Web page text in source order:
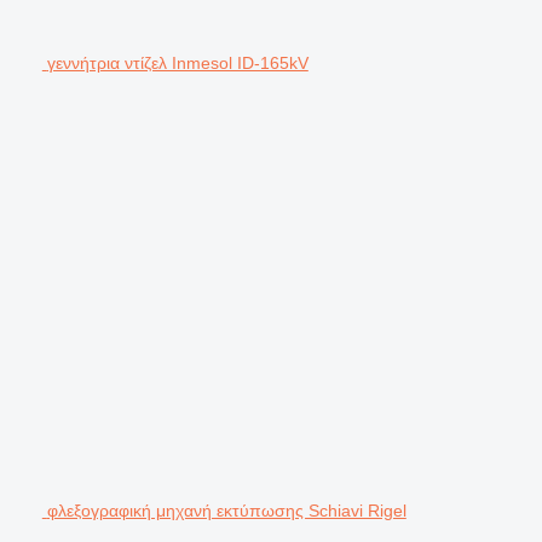
γεννήτρια ντίζελ Inmesol ID-165kV
φλεξογραφική μηχανή εκτύπωσης Schiavi Rigel